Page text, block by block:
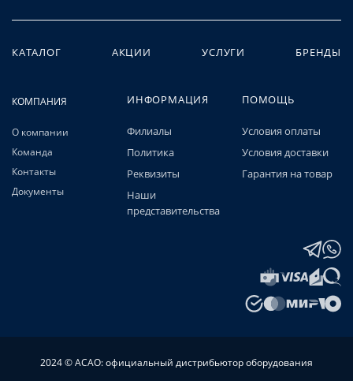
КАТАЛОГ АКЦИИ УСЛУГИ БРЕНДЫ
КОМПАНИЯ
О компании
Команда
Контакты
Документы
ИНФОРМАЦИЯ
Филиалы
Политика
Реквизиты
Наши
представительства
ПОМОЩЬ
Условия оплаты
Условия доставки
Гарантия на товар
2024 © АСАО: официальный дистрибьютор оборудования